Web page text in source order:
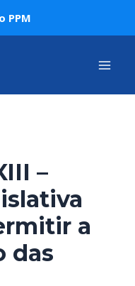
PPM
–
a
das